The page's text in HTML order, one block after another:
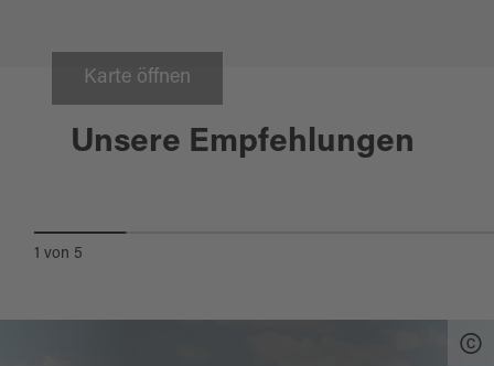
Karte öffnen
Unsere Empfehlungen
BÄCKEREI BRUNNER & CAFÉ
1 von 5